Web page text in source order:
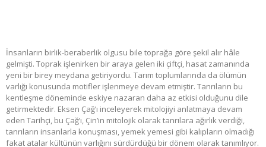
İnsanların birlik-beraberlik olgusu bile toprağa göre şekil alır hâle
gelmişti. Toprak işlenirken bir araya gelen iki çiftçi, hasat zamanında
yeni bir birey meydana getiriyordu. Tarım toplumlarında da ölümün
varlığı konusunda motifler işlenmeye devam etmiştir. Tanrıların bu
kentleşme döneminde eskiye nazaran daha az etkisi olduğunu dile
getirmektedir. Eksen Çağ’ı inceleyerek mitolojiyi anlatmaya devam
eden Tarihçi, bu Çağ’ı, Çin’in mitolojik olarak tanrılara ağırlık verdiği,
tanrıların insanlarla konuşması, yemek yemesi gibi kalıpların olmadığı
fakat atalar kültünün varlığını sürdürdüğü bir dönem olarak tanımlıyor.